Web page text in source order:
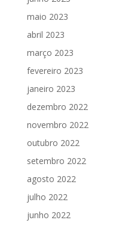
maio 2023
abril 2023
março 2023
fevereiro 2023
janeiro 2023
dezembro 2022
novembro 2022
outubro 2022
setembro 2022
agosto 2022
julho 2022
junho 2022